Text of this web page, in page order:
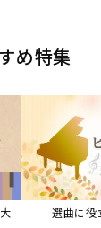
め特集
選曲に役